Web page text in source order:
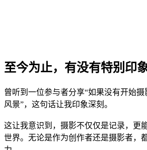
至今为止，有没有特别印
曾听到一位参与者分享“如果没有开始
风景”，这句话让我印象深刻。
这让我意识到，摄影不仅仅是记录，更
世界。无论是作为创作者还是摄影者，